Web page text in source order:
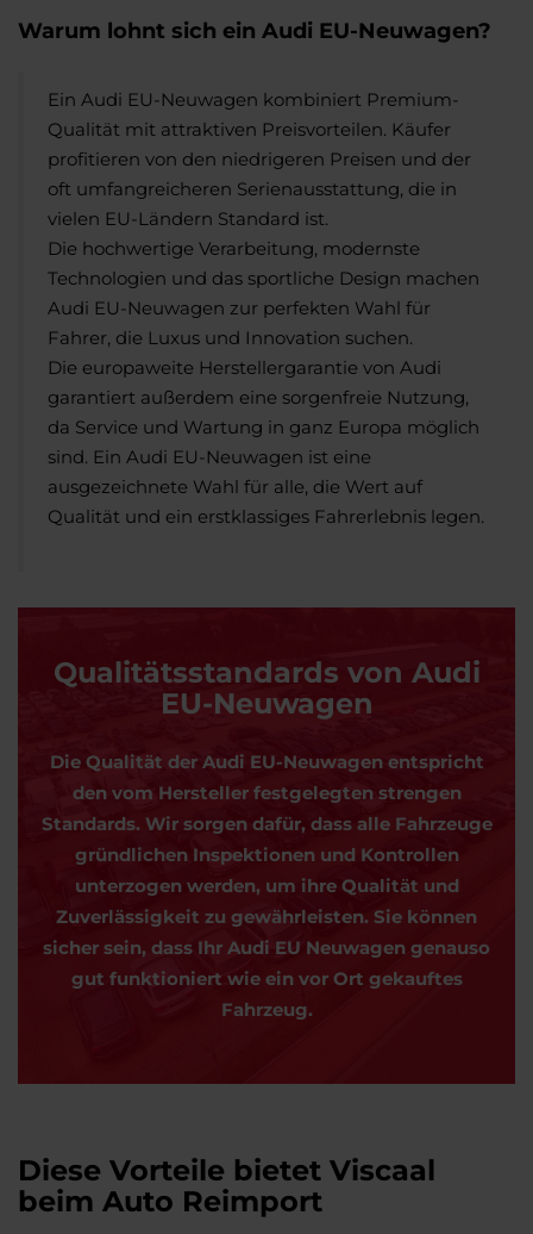
Warum lohnt sich ein Audi EU-Neuwagen?
Ein Audi EU-Neuwagen kombiniert Premium-
Qualität mit attraktiven Preisvorteilen. Käufer
profitieren von den niedrigeren Preisen und der
oft umfangreicheren Serienausstattung, die in
vielen EU-Ländern Standard ist.
Die hochwertige Verarbeitung, modernste
Technologien und das sportliche Design machen
Audi EU-Neuwagen zur perfekten Wahl für
Fahrer, die Luxus und Innovation suchen.
Die europaweite Herstellergarantie von Audi
garantiert außerdem eine sorgenfreie Nutzung,
da Service und Wartung in ganz Europa möglich
sind. Ein Audi EU-Neuwagen ist eine
ausgezeichnete Wahl für alle, die Wert auf
Qualität und ein erstklassiges Fahrerlebnis legen.
Qualitätsstandards von Audi
EU-Neuwagen
Die Qualität der Audi EU-Neuwagen entspricht
den vom Hersteller festgelegten strengen
Standards. Wir sorgen dafür, dass alle Fahrzeuge
gründlichen Inspektionen und Kontrollen
unterzogen werden, um ihre Qualität und
Zuverlässigkeit zu gewährleisten. Sie können
sicher sein, dass Ihr Audi EU Neuwagen genauso
gut funktioniert wie ein vor Ort gekauftes
Fahrzeug.
Diese Vorteile bietet Viscaal
beim Auto Reimport